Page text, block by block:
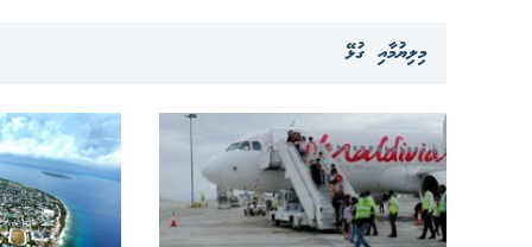
މިލިޔުމާއި ގުޅޭ